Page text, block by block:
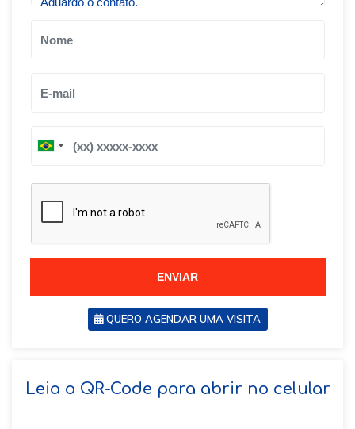
B
i
l
ENVIAR
QUERO AGENDAR UMA VISITA
Leia o QR-Code para abrir no celular